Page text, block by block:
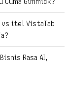
vs itel VistaTab
Rasa AI,